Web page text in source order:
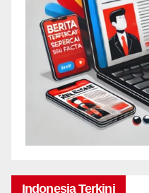
Indonesia Terkini